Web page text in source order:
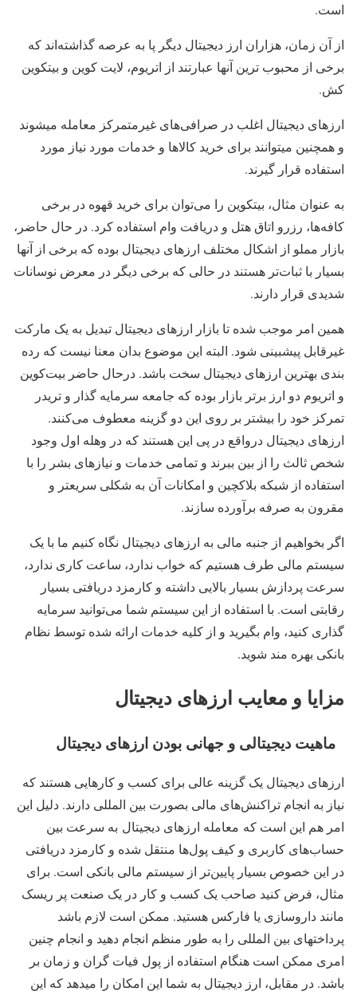
است.
از آن زمان، هزاران ارز دیجیتال دیگر پا به عرصه گذاشته‌اند که
برخی از محبوب ترین‌ آنها عبارتند از اتریوم، لایت کوین و بیتکوین
کش.
ارزهای دیجیتال اغلب در صرافی‌های غیرمتمرکز معامله میشوند
و همچنین میتوانند برای خرید کالاها و خدمات مورد نیاز مورد
استفاده قرار گیرند.
به عنوان مثال، بیتکوین را می‌توان برای خرید قهوه در برخی
کافه‌ها، رزرو اتاق هتل و دریافت وام استفاده کرد. در حال حاضر،
بازار مملو از اشکال مختلف ارزهای دیجیتال بوده که برخی از آنها
بسیار با ثبات‌تر هستند در حالی که برخی دیگر در معرض نوسانات
شدیدی قرار دارند.
همین امر موجب شده تا بازار ارزهای دیجیتال تبدیل به یک مارکت
غیرقابل پیشبینی شود. البته این موضوع بدان معنا نیست که رده
بندی بهترین ارزهای دیجیتال سخت باشد. درحال حاضر بیت‌کوین
و اتریوم دو ارز برتر بازار بوده که جامعه سرمایه گذار و تریدر
تمرکز خود را بیشتر بر روی این دو گزینه معطوف می‌کنند.
ارزهای دیجیتال درواقع در پی این هستند که در وهله اول وجود
شخص ثالث را از بین ببرند و تمامی خدمات و نیازهای بشر را با
استفاده از شبکه بلاکچین و امکانات آن به شکلی سریعتر و
مقرون به صرفه برآورده سازند.
اگر بخواهیم از جنبه مالی به ارزهای دیجیتال نگاه کنیم ما با یک
سیستم مالی طرف هستیم که خواب ندارد، ساعت کاری ندارد،
سرعت پردازش بسیار بالایی داشته و کارمزد دریافتی بسیار
رقابتی است. با استفاده از این سیستم شما می‌توانید سرمایه
گذاری کنید، وام بگیرید و از کلیه خدمات ارائه شده توسط نظام
بانکی بهره مند شوید.
مزایا و معایب ارزهای دیجیتال
ماهیت دیجیتالی و جهانی بودن ارزهای دیجیتال
ارزهای دیجیتال یک گزینه عالی برای کسب و کارهایی هستند که
نیاز به انجام تراکنش‌های مالی بصورت بین المللی دارند. دلیل این
امر هم این است که معامله ارزهای دیجیتال به سرعت بین
حساب‌های کاربری و کیف پول‌ها منتقل شده و کارمزد دریافتی
در این خصوص بسیار پایین‌تر از سیستم مالی بانکی است. برای
مثال، فرض کنید صاحب یک کسب و کار در یک صنعت پر ریسک
مانند داروسازی یا فارکس هستید. ممکن است لازم باشد
پرداختهای بین المللی را به طور منظم انجام دهید و انجام چنین
امری ممکن است هنگام استفاده از پول فیات گران و زمان بر
باشد. در مقابل، ارز دیجیتال به شما این امکان را میدهد که این